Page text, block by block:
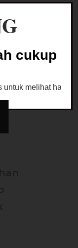
cukup
melihat